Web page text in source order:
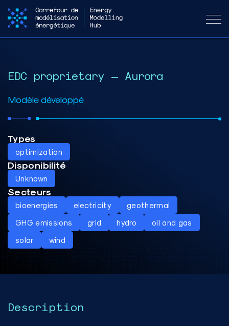
EDC proprietary – Aurora
Modèle développé
Types
optimization
Disponibilité
Unknown
Secteurs
bioenergies electricity
geothermal
GHG emissions
grid hydro
oil and gas
solar
wind
Description